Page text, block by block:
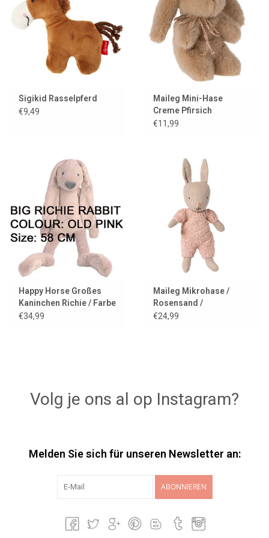
Sigikid Rasselpferd
€9,49
Maileg Mini-Hase
Creme Pfirsich
€11,99
Happy Horse Großes
Kaninchen Richie / Farbe
altrosa / 58 cm
€34,99
Maileg Mikrohase /
Rosensand /
Strickanzug
€24,99
Volg je ons al op Instagram?
Melden Sie sich für unseren Newsletter an:
ABONNIEREN